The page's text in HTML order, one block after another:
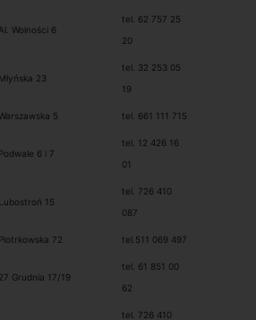
Wolności 6
tel. 62 757 25
20
23
tel. 32 253 05
19
5 tel. 661 111 715
6 i 7
tel. 12 426 16
01
15
tel. 726 410
087
72 tel.511 069 497
Grudnia 17/19
tel. 61 851 00
62
tel. 726 410